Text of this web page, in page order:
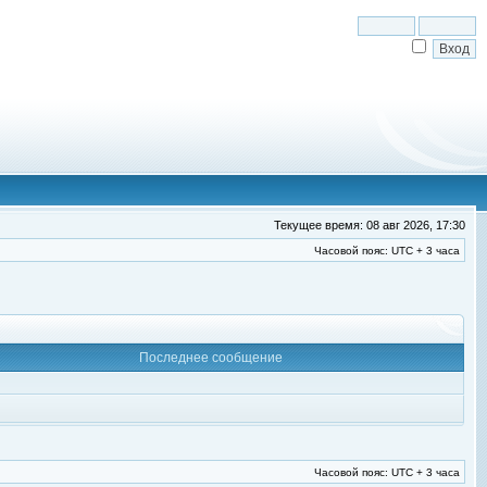
Текущее время: 08 авг 2026, 17:30
Часовой пояс: UTC + 3 часа
Последнее сообщение
Часовой пояс: UTC + 3 часа